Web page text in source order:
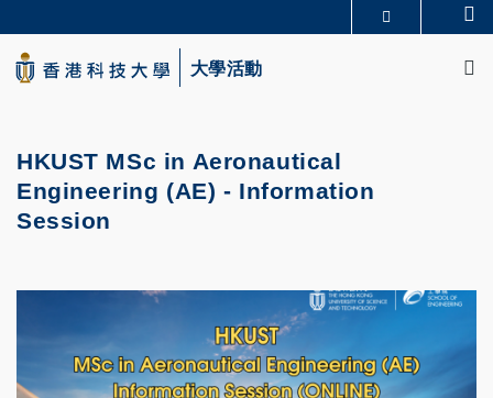
to
main
content
生活@科大
大學活動
HKUST MSc in Aeronautical
Engineering (AE) - Information
Session